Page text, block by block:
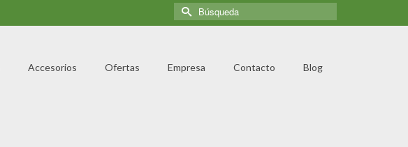
Accesorios Ofertas Empresa Contacto Blog